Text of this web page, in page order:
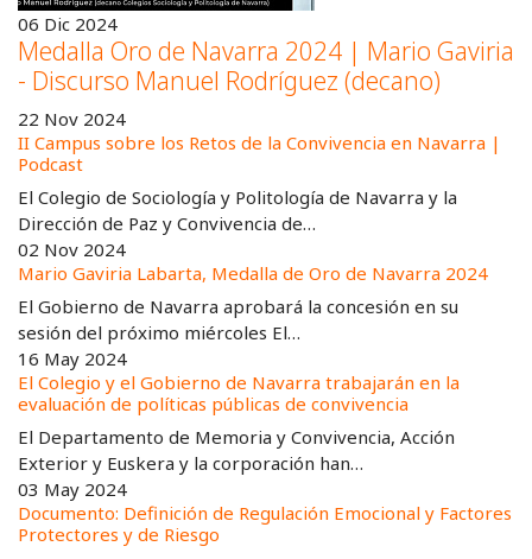
06 Dic 2024
Medalla Oro de Navarra 2024 | Mario Gaviria
- Discurso Manuel Rodríguez (decano)
22 Nov 2024
II Campus sobre los Retos de la Convivencia en Navarra |
Podcast
El Colegio de Sociología y Politología de Navarra y la
Dirección de Paz y Convivencia de…
02 Nov 2024
Mario Gaviria Labarta, Medalla de Oro de Navarra 2024
El Gobierno de Navarra aprobará la concesión en su
sesión del próximo miércoles El…
16 May 2024
El Colegio y el Gobierno de Navarra trabajarán en la
evaluación de políticas públicas de convivencia
El Departamento de Memoria y Convivencia, Acción
Exterior y Euskera y la corporación han…
03 May 2024
Documento: Definición de Regulación Emocional y Factores
Protectores y de Riesgo